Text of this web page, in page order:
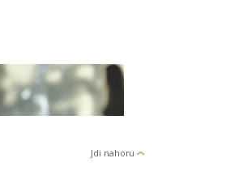
mazlení se
Jdi nahoru